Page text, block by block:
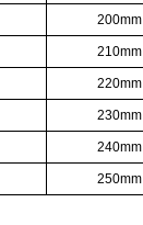
200mm
210mm
220mm
230mm
240mm
250mm